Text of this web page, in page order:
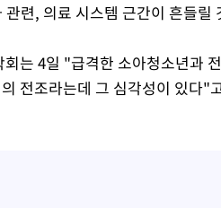
련, 의료 시스템 근간이 흔들릴
는 4일 "급격한 소아청소년과
전조라는데 그 심각성이 있다"